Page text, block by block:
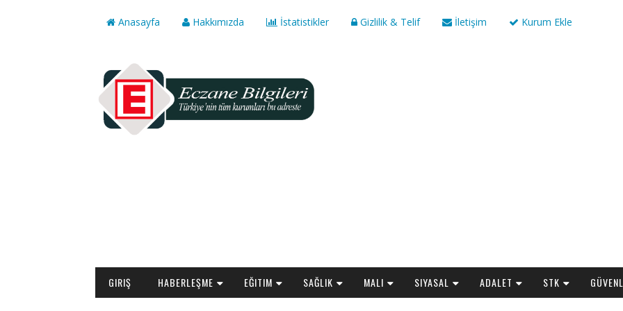
Anasayfa Hakkımızda İstatistikler Gizlilik & Telif İletişim Kurum Ekle
GIRIŞ HABERLEŞME EĞITIM SAĞLIK MALI SIYASAL ADALET STK